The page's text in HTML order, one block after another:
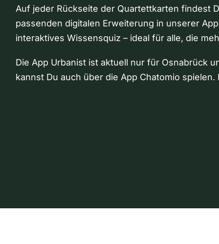
Auf jeder Rückseite der Quartettkarten findest
passenden digitalen Erweiterung in unserer
interaktives Wissensquiz – ideal für alle, die
Die App Urbanist ist aktuell nur für Osnabrück
kannst Du auch über die App Chatomio